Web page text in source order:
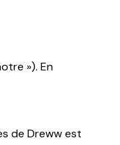
»). En
de Dreww est